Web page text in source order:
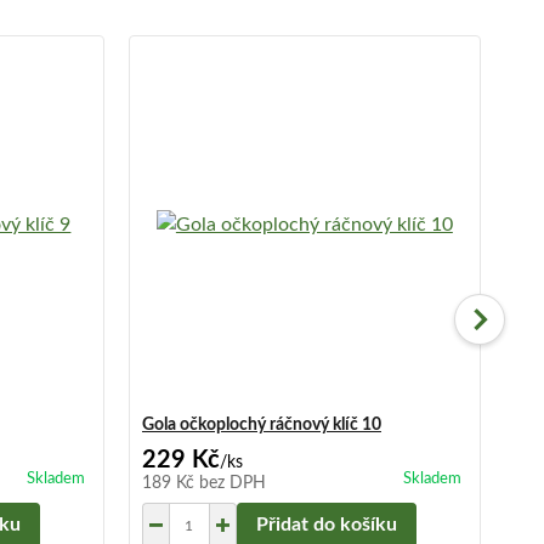
Skladem
Gola očkoplochý ráčnový klíč 10
229 Kč/ ks
189 Kč bez DPH Skladem
Přidat do košíku